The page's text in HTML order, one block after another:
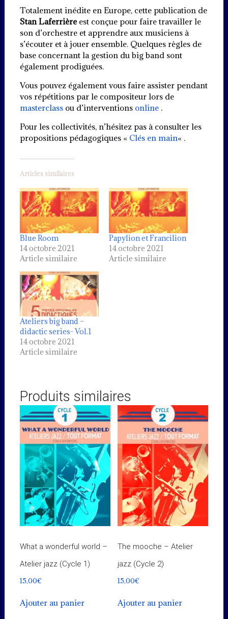
Totalement inédite en Europe, cette publication de
Stan Laferrièreest conçue pour faire travailler le
son d’orchestre et apprendre aux musiciens à
s’écouter et à jouer ensemble. Quelques règles de
base concernant la gestion du big band sont
également prodiguées.
Vous pouvez également vous faire assister pendant
vos répétitions par le compositeur lors de
masterclassou d’interventions online.
Pour les collectivités, n’hésitez pas à consulter les
propositions pédagogiques « Clés en main« .
Articles similaires
Blue Room
14 octobre 2021
Article similaire
Papylion et Francilion
14 octobre 2021
Article similaire
Ateliers big band –
didactic series- Vol.1
14 octobre 2021
Article similaire
Produits similaires
What a wonderful world –
Atelier jazz (Cycle 1)
15,00€
Ajouter au panier
The mooche – Atelier
jazz (Cycle 2)
15,00€
Ajouter au panier